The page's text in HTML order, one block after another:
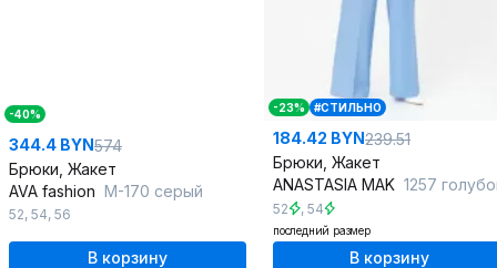
-40%
344.4 BYN574
Брюки, Жакет
AVA fashion М-170 серый
52, 54, 56
В корзину
-23% #СТИЛЬНО
184.42 BYN239.51
Брюки, Жакет
ANASTASIA MAK 1257
52 , 54
последний размер
В корзину